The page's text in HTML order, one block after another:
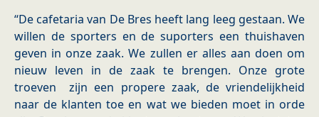
“De cafetaria van De Bres heeft lang leeg gestaan. We
willen de sporters en de suporters een thuishaven
geven in onze zaak. We zullen er alles aan doen om
nieuw leven in de zaak te brengen. Onze grote
troeven zijn een propere zaak, de vriendelijkheid
naar de klanten toe en wat we bieden moet in orde